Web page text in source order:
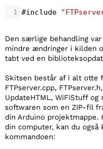
1 #include
Den særlige behandling
mindre ændringer i kilden
tabt ved en
Skitsen består af i alt otte
FTPserver.cpp,
UpdateHTML, WiFiStuff
softwaren som en ZIP-fil
din Arduino
din computer, kan du
kommandoen: